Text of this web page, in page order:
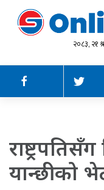
२०८३, २१
यान्छीको